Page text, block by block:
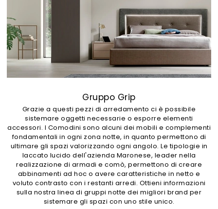
Gruppo Grip
Grazie a questi pezzi di arredamento ci è possibile
sistemare oggetti necessarie o esporre elementi
accessori. I Comodini sono alcuni dei mobili e complementi
fondamentali in ogni zona notte, in quanto permettono di
ultimare gli spazi valorizzando ogni angolo. Le tipologie in
laccato lucido dell'azienda Maronese, leader nella
realizzazione di armadi e comò, permettono di creare
abbinamenti ad hoc o avere caratteristiche in netto e
voluto contrasto con i restanti arredi. Ottieni informazioni
sulla nostra linea di gruppi notte dei migliori brand per
sistemare gli spazi con uno stile unico.